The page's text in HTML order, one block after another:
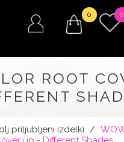
0 0
ROOT
priljubljeni izdelki /